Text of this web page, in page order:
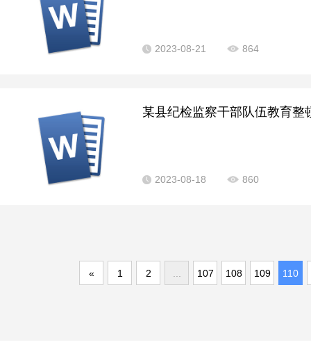
2023-08-21 864
某县纪检监察干部队伍教育整
2023-08-18 860
« 1 2 107 108 109 110